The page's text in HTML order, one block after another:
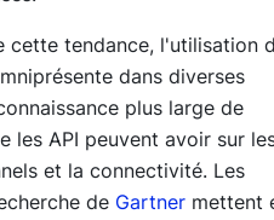
cette tendance, l'utilisation
dans diverses
plus large de
les API peuvent avoir sur
et la connectivité. Les
de Gartner mettent